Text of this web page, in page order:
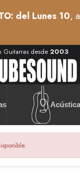
del Lunes 10,
Guitarras desde 2003